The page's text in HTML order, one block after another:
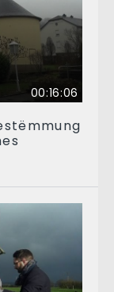
00:16:06